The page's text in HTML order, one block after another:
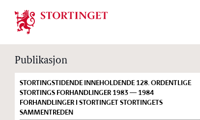
Stortinget.no
Publikasjon
STORTINGSTIDENDE INNEHOLDENDE 128. ORDENTLIGE
STORTINGS FORHANDLINGER 1983 — 1984
FORHANDLINGER I STORTINGET STORTINGETS
SAMMENTREDEN